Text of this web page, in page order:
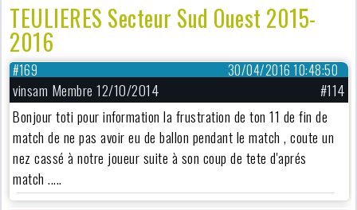
TEULIERES Secteur Sud Ouest 2015-
2016
30/04/2016 10:48:50
#169
vinsam Membre 12/10/2014
#114
Bonjour toti pour information la frustration de ton 11 de fin de
match de ne pas avoir eu de ballon pendant le match , coute un
nez cassé à notre joueur suite à son coup de tete d'aprés
match .....